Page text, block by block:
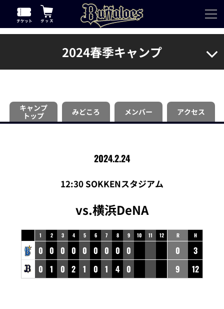
2024春季キャンプ
キャンプ
トップ
みどころ メンバー アクセス
2024.2.24
12:30 SOKKENスタジアム
vs.横浜DeNA
1 2 3 4 5 6 7 8 9 10 11 12
0 0 0 0 0 0 0 0 0
0
1 0 2 1 0 1 4 0
R H
0
3
9
12